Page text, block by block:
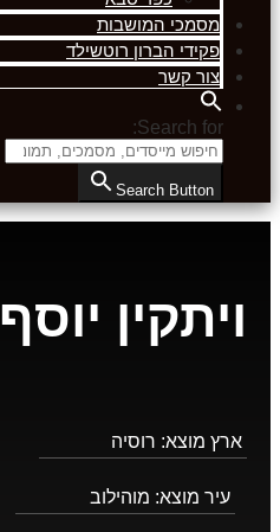
מסמכי המושבות
פקידי הברון רוטשילד
צור קשר
Search for:
Search Button
ויתקין יוסף
ארץ מוצא: רוסיה
עיר מוצא: מוהילוב